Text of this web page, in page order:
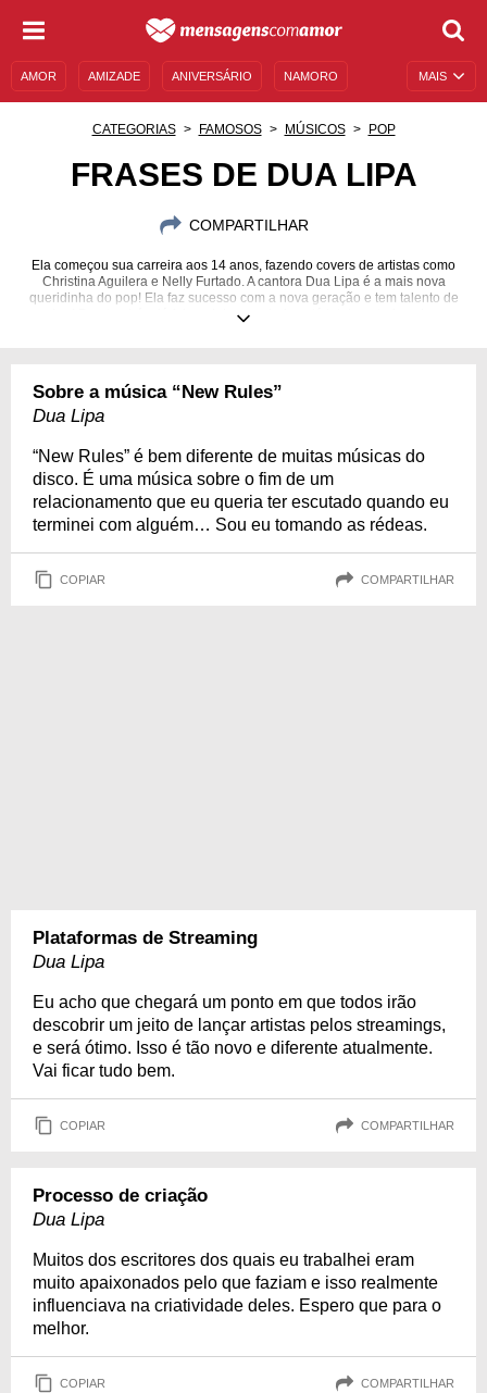
MAIS
AMOR AMIZADE ANIVERSÁRIO NAMORO
CATEGORIAS FAMOSOS MÚSICOS POP
FRASES DE DUA LIPA
COMPARTILHAR
Ela começou sua carreira aos 14 anos, fazendo covers de artistas como
Christina Aguilera e Nelly Furtado. A cantora Dua Lipa é a mais nova
queridinha do pop! Ela faz sucesso com a nova geração e tem talento de
sobra! Dua também já foi modelo, mas hoje está totalmente focada na
Sobre a música “New Rules”
Dua Lipa
“New Rules” é bem diferente de muitas músicas do
disco. É uma música sobre o fim de um
relacionamento que eu queria ter escutado quando eu
terminei com alguém… Sou eu tomando as rédeas.
COPIAR COMPARTILHAR
Plataformas de Streaming
Dua Lipa
Eu acho que chegará um ponto em que todos irão
descobrir um jeito de lançar artistas pelos streamings,
e será ótimo. Isso é tão novo e diferente atualmente.
Vai ficar tudo bem.
COPIAR COMPARTILHAR
Processo de criação
Dua Lipa
Muitos dos escritores dos quais eu trabalhei eram
muito apaixonados pelo que faziam e isso realmente
influenciava na criatividade deles. Espero que para o
melhor.
COPIAR COMPARTILHAR